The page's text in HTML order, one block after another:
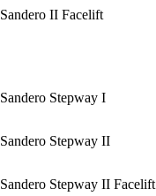
Sandero II Facelift
Sandero Stepway I
Sandero Stepway II
Sandero Stepway II Facelift